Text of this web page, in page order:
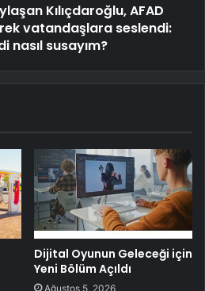
Kılıçdaroğlu, AFAD
vatandaşlara seslendi:
nasıl susayım?
Dijital Oyunun Geleceği için
Yeni Bölüm Açıldı
Ağustos 5, 2026